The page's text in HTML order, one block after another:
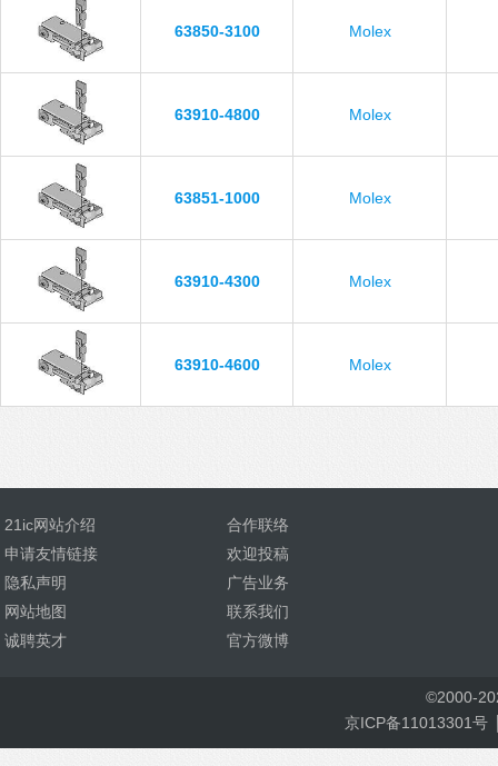
63850-3100 Molex
63910-4800 Molex
63851-1000 Molex
63910-4300 Molex
63910-4600 Molex
21ic网站介绍
合作联络
申请友情链接
欢迎投稿
隐私声明
广告业务
网站地图
联系我们
诚聘英才
官方微博
©2000-
京ICP备11013301号